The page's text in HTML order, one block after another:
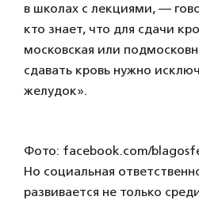
в школах с лекциями, —
кто знает, что для сдачи
московская или
сдавать кровь нужно
желудок».
Фото: facebook.com/
Но социальная
развивается не только